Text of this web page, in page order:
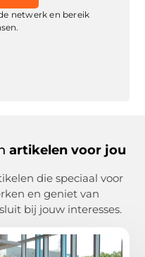
netwerk en bereik
artikelen voor jou
die speciaal voor
en geniet van
bij jouw interesses.